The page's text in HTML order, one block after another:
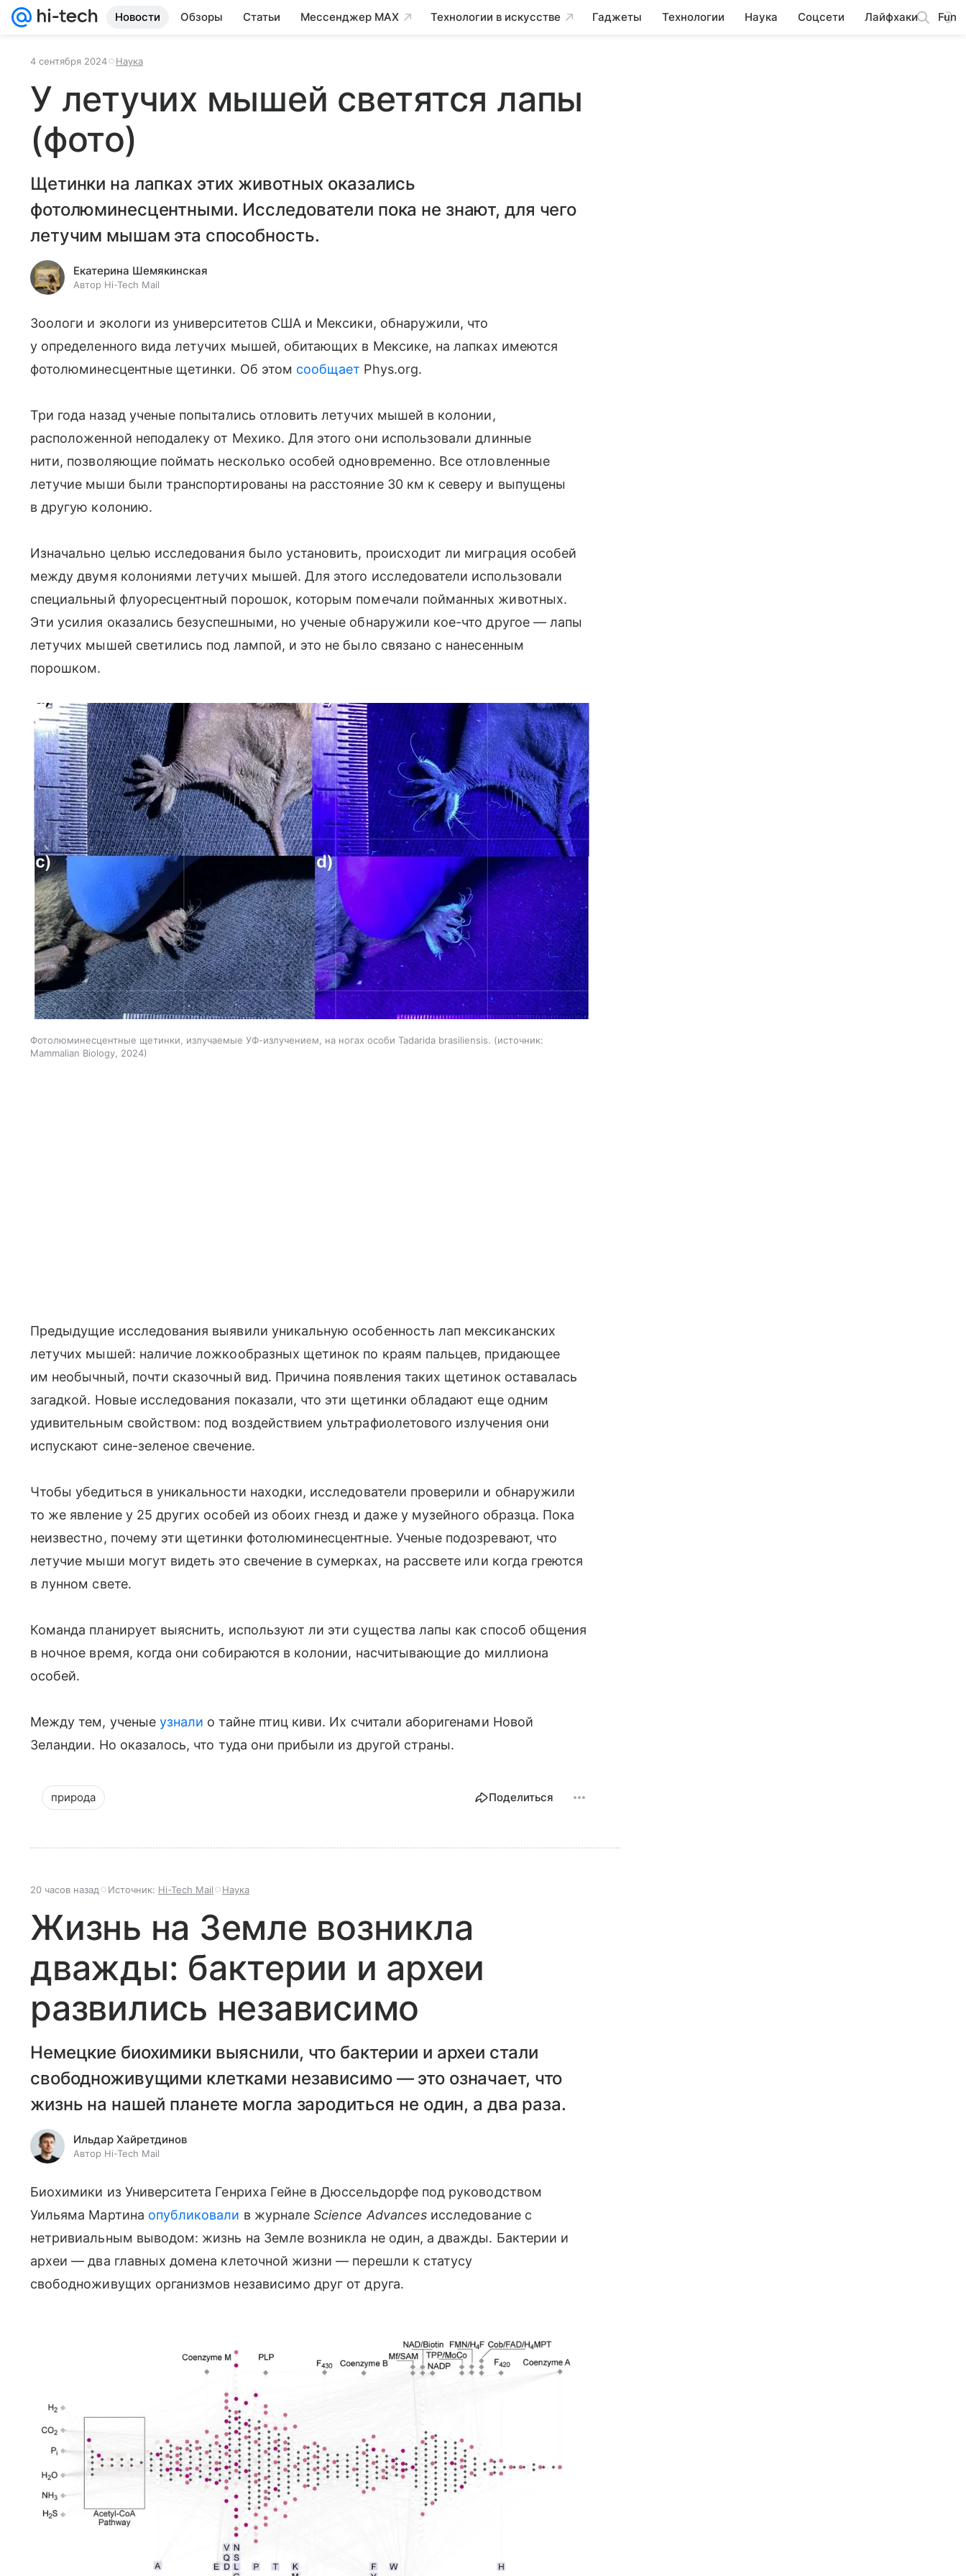
Новости Обзоры Статьи Мессенджер MAX Технологии в искусстве Гаджеты Технологии Наука Соцсети Лайфхаки Fun
4 сентября 2024 Наука
У летучих мышей светятся лапы
(фото)
Щетинки на лапках этих животных оказались
фотолюминесцентными. Исследователи пока не знают, для чего
летучим мышам эта способность.
Екатерина Шемякинская
Автор Hi-Tech Mail
Зоологи и экологи из университетов США и Мексики, обнаружили, что
у определенного вида летучих мышей, обитающих в Мексике, на лапках имеются
фотолюминесцентные щетинки. Об этом сообщает Phys.org.
Три года назад ученые попытались отловить летучих мышей в колонии,
расположенной неподалеку от Мехико. Для этого они использовали длинные
нити, позволяющие поймать несколько особей одновременно. Все отловленные
летучие мыши были транспортированы на расстояние 30 км к северу и выпущены
в другую колонию.
Изначально целью исследования было установить, происходит ли миграция особей
между двумя колониями летучих мышей. Для этого исследователи использовали
специальный флуоресцентный порошок, которым помечали пойманных животных.
Эти усилия оказались безуспешными, но ученые обнаружили кое-что другое — лапы
летучих мышей светились под лампой, и это не было связано с нанесенным
порошком.
Фотолюминесцентные щетинки, излучаемые УФ-излучением, на ногах особи Tadarida brasiliensis.
источник:
Mammalian Biology, 2024
Предыдущие исследования выявили уникальную особенность лап мексиканских
летучих мышей: наличие ложкообразных щетинок по краям пальцев, придающее
им необычный, почти сказочный вид. Причина появления таких щетинок оставалась
загадкой. Новые исследования показали, что эти щетинки обладают еще одним
удивительным свойством: под воздействием ультрафиолетового излучения они
испускают сине-зеленое свечение.
Чтобы убедиться в уникальности находки, исследователи проверили и обнаружили
то же явление у 25 других особей из обоих гнезд и даже у музейного образца. Пока
неизвестно, почему эти щетинки фотолюминесцентные. Ученые подозревают, что
летучие мыши могут видеть это свечение в сумерках, на рассвете или когда греются
в лунном свете.
Команда планирует выяснить, используют ли эти существа лапы как способ общения
в ночное время, когда они собираются в колонии, насчитывающие до миллиона
особей.
Между тем, ученые узнали о тайне птиц киви. Их считали аборигенами Новой
Зеландии. Но оказалось, что туда они прибыли из другой страны.
природа Поделиться
20 часов назад Источник: Hi-Tech Mail Наука
Жизнь на Земле возникла
дважды: бактерии и археи
развились независимо
Немецкие биохимики выяснили, что бактерии и археи стали
свободноживущими клетками независимо — это означает, что
жизнь на нашей планете могла зародиться не один, а два раза.
Ильдар Хайретдинов
Автор Hi-Tech Mail
Биохимики из Университета Генриха Гейне в Дюссельдорфе под руководством
Уильяма Мартина опубликовали в журналеScience Advances исследование с
нетривиальным выводом: жизнь на Земле возникла не один, а дважды. Бактерии и
археи — два главных домена клеточной жизни — перешли к статусу
свободноживущих организмов независимо друг от друга.